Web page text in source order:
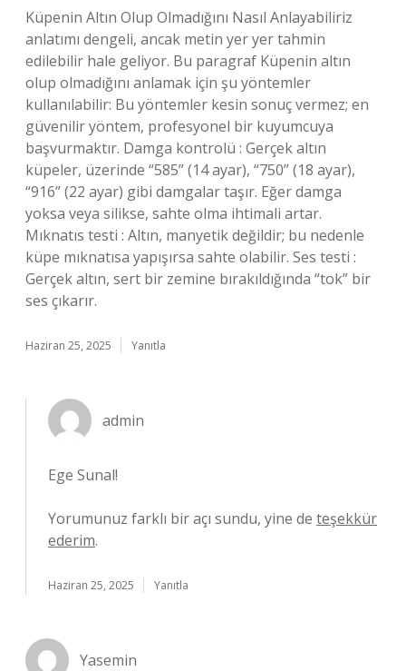
Küpenin Altın Olup Olmadığını Nasıl Anlayabiliriz
anlatımı dengeli, ancak metin yer yer tahmin
edilebilir hale geliyor. Bu paragraf Küpenin altın
olup olmadığını anlamak için şu yöntemler
kullanılabilir: Bu yöntemler kesin sonuç vermez; en
güvenilir yöntem, profesyonel bir kuyumcuya
başvurmaktır. Damga kontrolü : Gerçek altın
küpeler, üzerinde “585” (14 ayar), “750” (18 ayar),
“916” (22 ayar) gibi damgalar taşır. Eğer damga
yoksa veya silikse, sahte olma ihtimali artar.
Mıknatıs testi : Altın, manyetik değildir; bu nedenle
küpe mıknatısa yapışırsa sahte olabilir. Ses testi :
Gerçek altın, sert bir zemine bırakıldığında “tok” bir
ses çıkarır.
Haziran 25, 2025 Yanıtla
admin
Ege Sunal!
Yorumunuz farklı bir açı sundu, yine de teşekkür
ederim.
Haziran 25, 2025 Yanıtla
Yasemin